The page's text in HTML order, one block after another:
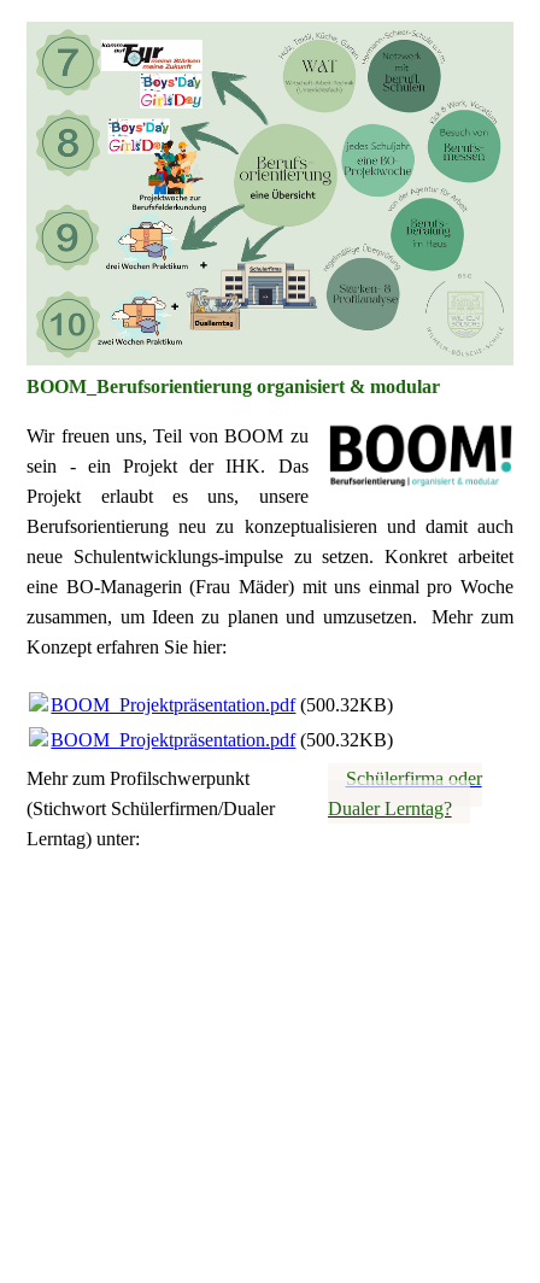
BOOM_Berufsorientierung organisiert & modular
Wir freuen uns, Teil von BOOM zu
sein - ein Projekt der IHK. Das
Projekt erlaubt es uns, unsere
Berufsorientierung neu zu konzeptualisierenund damit auch
neue Schulentwicklungs-impulse zu setzen. Konkret arbeitet
eine BO-Managerin (Frau Mäder) mit uns einmal pro Woche
zusammen, um Ideen zu planen und umzusetzen. Mehr zum
Konzept erfahren Sie hier:
BOOM_Projektpräsentation.pdf(500.32KB)
BOOM_Projektpräsentation.pdf(500.32KB)
Schülerfirma oder
Dualer Lerntag?
Mehr zum Profilschwerpunkt
(Stichwort Schülerfirmen/Dualer
Lerntag) unter: